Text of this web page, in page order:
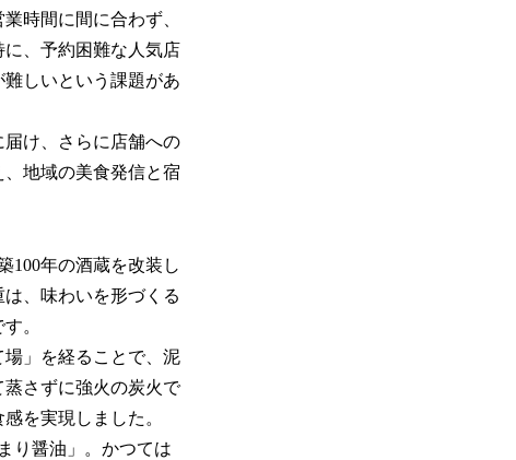
時間に間に合わず、
、予約困難な人気店
しいという課題があ
け、さらに店舗への
地域の美食発信と宿
100年の酒蔵を改装し
、味わいを形づくる
。
」を経ることで、泥
さずに強火の炭火で
を実現しました。
り醤油」。かつては